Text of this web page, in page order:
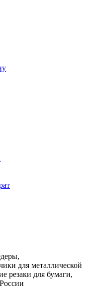
для металлической
резаки для бумаги,